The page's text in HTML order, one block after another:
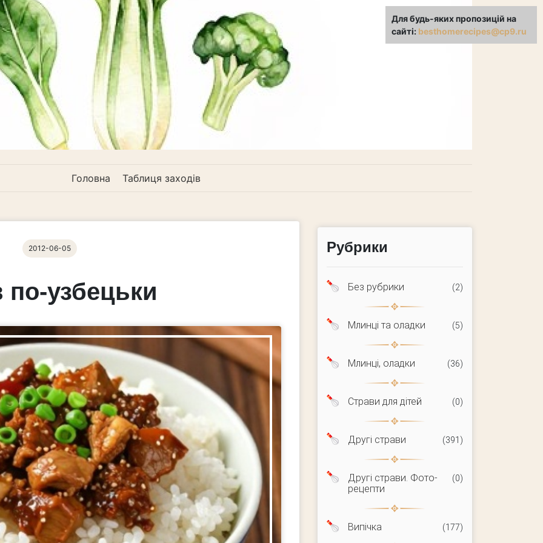
Головна Таблиця заходів
2012-06-05
узбецьки
Рубрики
Без рубрики (2)
Млинці та оладки (5)
Млинці, оладки (36)
Страви для дітей (0)
Другі страви (391)
Другі страви. Фото-
рецепти
(0)
Випічка (177)
Для будь-яких пропозицій на
сайті: besthomerecipes@cp9.ru